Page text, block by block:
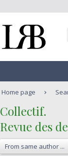
Home page
‎Collectif.‎
‎Revue des
From same author ...